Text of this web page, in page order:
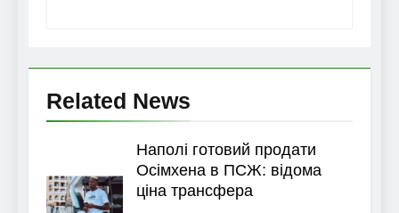
Related News
Наполі готовий продати
Осімхена в ПСЖ: відома
ціна трансфера